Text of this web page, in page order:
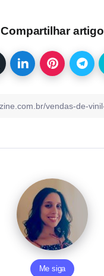
Compartilhar artigo
Me siga